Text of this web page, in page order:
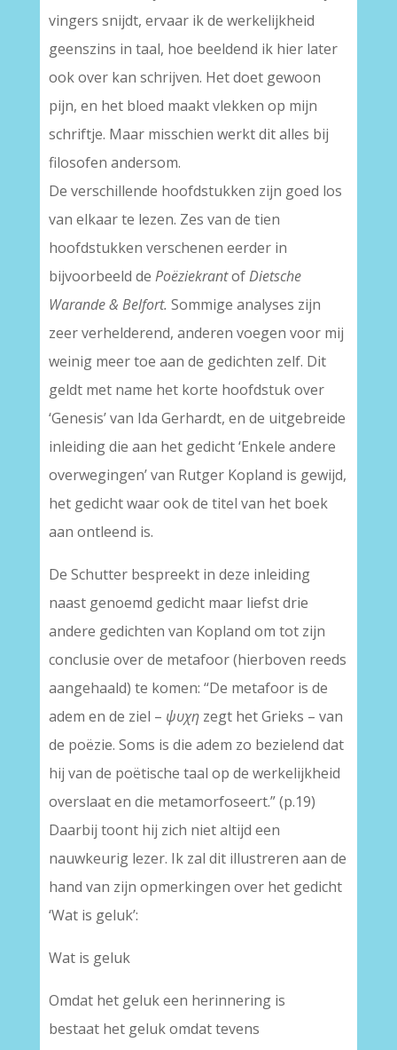
vingers snijdt, ervaar ik de werkelijkheid
geenszins in taal, hoe beeldend ik hier later
ook over kan schrijven. Het doet gewoon
pijn, en het bloed maakt vlekken op mijn
schriftje. Maar misschien werkt dit alles bij
filosofen andersom.
De verschillende hoofdstukken zijn goed los
van elkaar te lezen. Zes van de tien
hoofdstukken verschenen eerder in
bijvoorbeeld de PoëziekrantofDietsche
Warande & Belfort. Sommige analyses zijn
zeer verhelderend, anderen voegen voor mij
weinig meer toe aan de gedichten zelf. Dit
geldt met name het korte hoofdstuk over
‘Genesis’ van Ida Gerhardt, en de uitgebreide
inleiding die aan het gedicht ‘Enkele andere
overwegingen’ van Rutger Kopland is gewijd,
het gedicht waar ook de titel van het boek
aan ontleend is.
De Schutter bespreekt in deze inleiding
naast genoemd gedicht maar liefst drie
andere gedichten van Kopland om tot zijn
conclusie over de metafoor (hierboven reeds
aangehaald) te komen: “De metafoor is de
adem en de ziel – ψυχηzegt het Grieks – van
de poëzie. Soms is die adem zo bezielend dat
hij van de poëtische taal op de werkelijkheid
overslaat en die metamorfoseert.” (p.19)
Daarbij toont hij zich niet altijd een
nauwkeurig lezer. Ik zal dit illustreren aan de
hand van zijn opmerkingen over het gedicht
‘Wat is geluk’:
Wat is geluk
Omdat het geluk een herinnering is
bestaat het geluk omdat tevens